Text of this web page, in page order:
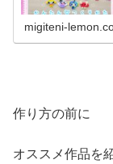
migiteni-
作り方の前に
オススメ作品を